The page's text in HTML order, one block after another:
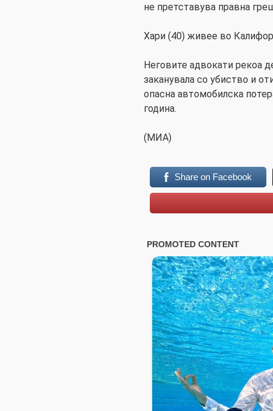
не претставува правна
Хари (40) живее во
Неговите адвокати рекоа
заканувала со убиство и
опасна автомобилска
година.
(МИА)
Share on Facebook